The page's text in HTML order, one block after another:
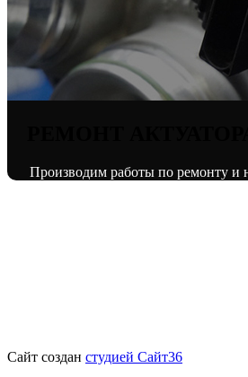
Производим работы по ремонту и
Сайт создан студией Сайт36